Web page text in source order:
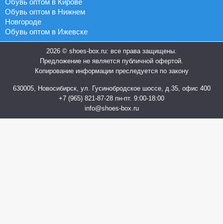
Обувь оптом в Кирове
Обувь оптом в Нижнем
Новгороде
Обувь оптом в Ижевске
2026 © shoes-box.ru: все права защищены.
Предложение не является публичной офертой.
Копирование информации преследуется по закону
630005, Новосибирск, ул. Гусинобродское шоссе, д.35, офис 400
+7 (965) 821-87-28 пн-пт. 9:00-18:00
info@shoes-box.ru